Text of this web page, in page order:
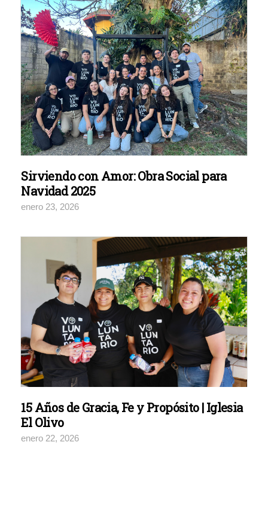
Sirviendo con Amor: Obra Social para
Navidad 2025
enero 23, 2026
15 Años de Gracia, Fe y Propósito | Iglesia
El Olivo
enero 22, 2026